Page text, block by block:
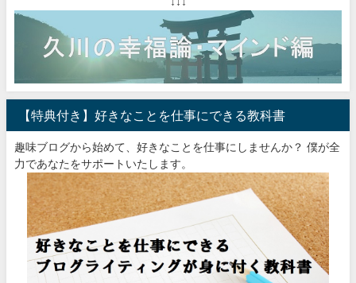
【特典付き】好きなことを仕事にできる教科書
趣味ブログから始めて、好きなことを仕事にしませんか？ 僕が全
力であなたをサポートいたします。